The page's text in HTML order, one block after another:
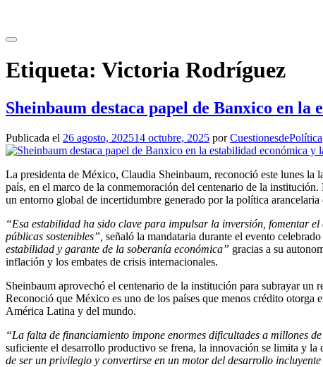
contenido
Etiqueta: Victoria Rodríguez
Sheinbaum destaca papel de Banxico en
Publicada el 26 agosto, 202514 octubre, 2025 porCuestionesdePolítica
La presidenta de México, Claudia Sheinbaum, reconoció este lunes
país, en el marco de la conmemoración del centenario de la
un entorno global de incertidumbre generado por la política
“Esa estabilidad ha sido clave para impulsar la inversión, fomentar
públicas sostenibles”, señaló la mandataria durante el evento
estabilidad y garante de la soberanía económica” gracias a su
inflación y los embates de crisis internacionales.
Sheinbaum aprovechó el centenario de la institución para subrayar un
Reconoció que México es uno de los países que menos crédito
América Latina y del mundo.
“La falta de financiamiento impone enormes dificultades a millones
suficiente el desarrollo productivo se frena, la innovación se limita y la
de ser un privilegio y convertirse en un motor del desarrollo